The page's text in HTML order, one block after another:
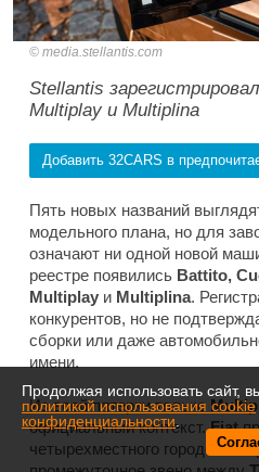
media.stellantis.com
Stellantis
Multiplay и Multiplina
Добавить 32CARS в
Пять новых названий
модельного плана, но для
означают ни одной новой
реестре появились Battito,
Multiplay и Multiplina.
конкурентов, но не
сборки или даже
имени.
Из всей пятерки только
официальный контекст.Fiat
четырехместного городского
Продолжая использовать сайт,
политикой использования cookie
конфиденциальности.